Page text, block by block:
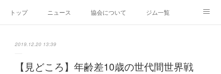
トップ ニュース 協会について ジム一覧
2019.12.20 13:39
【見どころ】年齢差10歳の世代間世界戦